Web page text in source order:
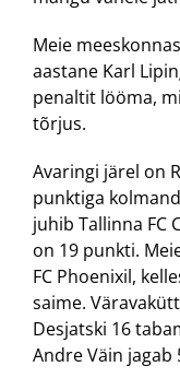
Meie
aastane Karl
penaltit lööma,
tõrjus.
Avaringi järel on
punktiga
juhib Tallinna FC
on 19 punkti.
FC Phoenixil,
saime.
Desjatski 16
Andre Väin jagab